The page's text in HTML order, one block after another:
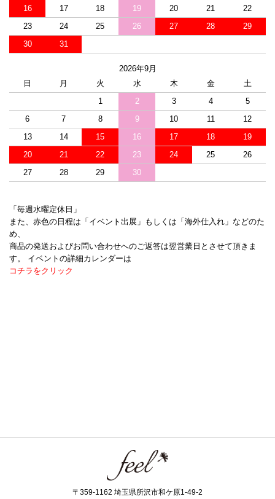
16
17 18 19 20 21
22
23
24 25 26 27 28
29
30
31
2026年9月
日
月 火 水 木 金
土
1
2 3 4
5
6
7 8 9 10 11
12
13
14 15 16 17 18
19
20
21 22 23 24 25
26
27
28 29 30
「毎週水曜定休日」
また、赤色の日程は「イベント出展」もしくは「海外仕入れ」などのた
め、
商品の発送およびお問い合わせへのご返答は翌営業日とさせて頂きま
す。 イベントの詳細カレンダーは
コチラをクリック
〒359-1162 埼玉県所沢市和ケ原1-49-2